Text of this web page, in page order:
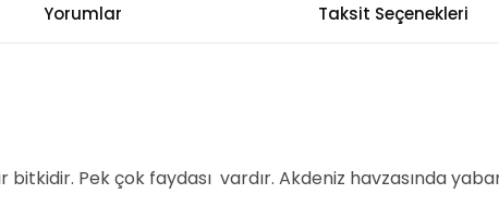
Yorumlar Taksit Seçenekleri
bitkidir. Pek çok faydası vardır. Akdeniz havzasında